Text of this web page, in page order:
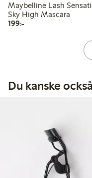
Maybelline Lash
Sky High Mascara
199:-199,00 kr
Du kanske